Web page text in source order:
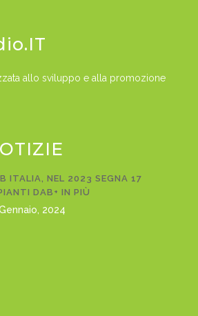
allo sviluppo e alla promozione
ITALIA, NEL 2023 SEGNA 17
DAB+ IN PIÙ
2024